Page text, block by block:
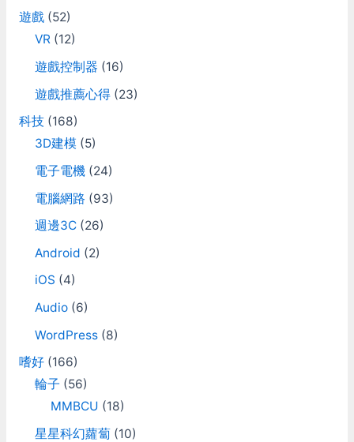
遊戲(52)
VR(12)
遊戲控制器 (16)
遊戲推薦心得(23)
科技(168)
3D建模 (5)
電子電機(24)
電腦網路 (93)
週邊3C(26)
Android (2)
iOS (4)
Audio(6)
WordPress(8)
嗜好(166)
輪子 (56)
MMBCU (18)
星星科幻蘿蔔(10)